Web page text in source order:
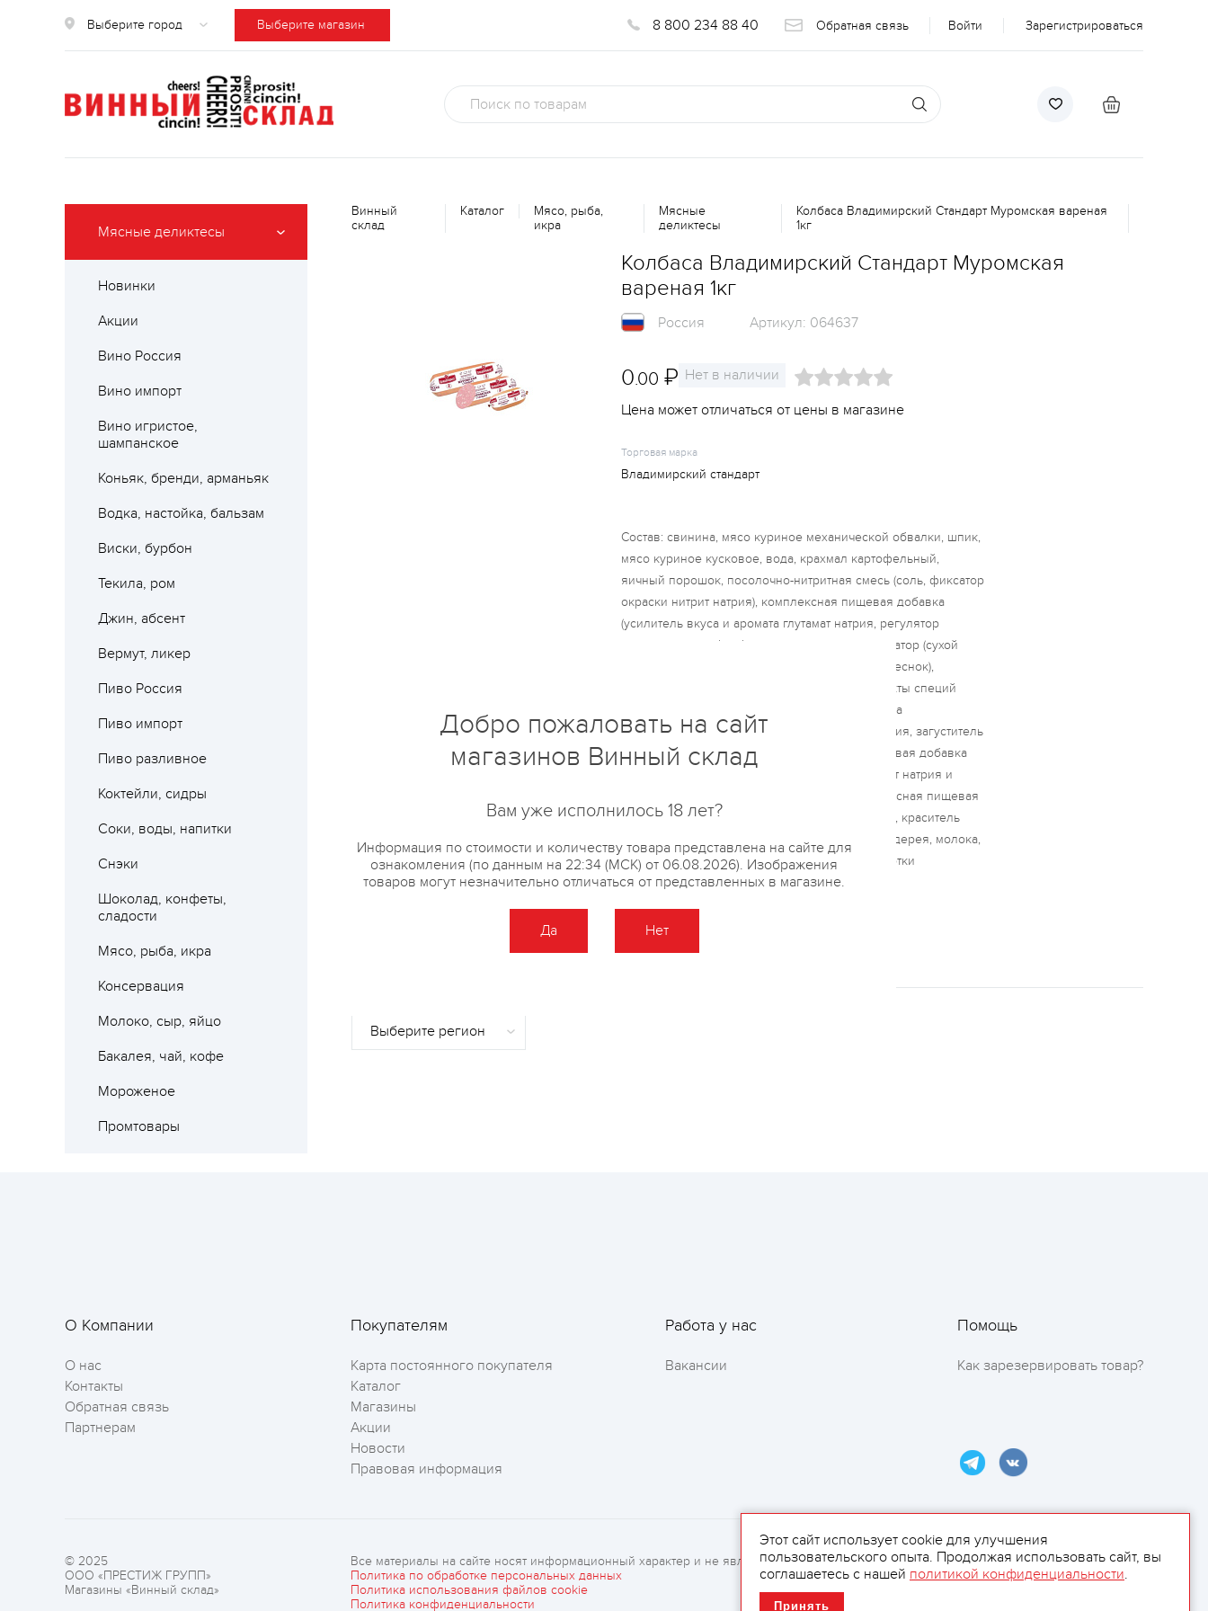
Выберите город Выберите магазин 8 800 234 88 40 Обратная связь Войти Зарегистрироваться
Мясные деликтесы
Новинки
Акции
Вино Россия
Вино импорт
Вино игристое,
шампанское
Коньяк, бренди, арманьяк
Водка, настойка, бальзам
Виски, бурбон
Текила, ром
Джин, абсент
Вермут, ликер
Пиво Россия
Пиво импорт
Пиво разливное
Коктейли, сидры
Соки, воды, напитки
Снэки
Шоколад, конфеты,
сладости
Мясо, рыба, икра
Консервация
Молоко, сыр, яйцо
Бакалея, чай, кофе
Мороженое
Промтовары
Винный
склад
Каталог
Мясо, рыба,
икра
Мясные
деликтесы
Колбаса Владимирский Стандарт Муромская вареная
1кг
Колбаса Владимирский Стандарт Муромская
вареная 1кг
Россия Артикул: 064637
0.00 ₽ Нет в наличии
Цена может отличаться от цены в магазине
Торговая марка
Владимирский стандарт
Состав: свинина, мясо куриное механической обвалки, шпик,
мясо куриное кусковое, вода, крахмал картофельный,
яичный порошок, посолочно-нитритная смесь (соль, фиксатор
окраски нитрит натрия), комплексная пищевая добавка
(усилитель вкуса и аромата глутамат натрия, регулятор
кислотности трифосфат натрия, соль, ароматизатор (сухой
яичный желток), виноградный сахар, специи (чеснок),
антиокислитель аскорбиновая кислота, экстракты специй
(перец черный)), комплексная пищевая добавка
(желирующие агенты каррагинан и хлорид калия, загуститель
камедь рожкового дерева), комплексная пищевая добавка
(регуляторы кислотности лактат кальция, ацетат натрия и
цитрат натрия 3-замещенный), чеснок, комплексная пищевая
добавка (соль, мальтодекстрин, сироп глюкозы, краситель
кармин). Продукт может содержать следы сельдерея, молока,
горчицы, сои, глютена и продукты их переработки
О Компании
О нас
Контакты
Обратная связь
Партнерам
Покупателям
Карта постоянного покупателя
Каталог
Магазины
Акции
Новости
Правовая информация
Работа у нас
Вакансии
Помощь
Как зарезервировать товар?
© 2025
ООО «ПРЕСТИЖ ГРУПП»
Магазины «Винный склад»
Все материалы на сайте носят информационный характер и не являются рекламой.
Политика по обработке персональных данных
Политика использования файлов cookie
Политика конфиденциальности
Этот сайт использует cookie для улучшения
пользовательского опыта. Продолжая использовать сайт, вы
соглашаетесь с нашей политикой конфиденциальности.
Принять
Добро пожаловать на сайт
магазинов Винный склад
Вам уже исполнилось 18 лет?
Информация по стоимости и количеству товара представлена на сайте для
ознакомления (по данным на 22:34 (МСК) от 06.08.2026). Изображения
товаров могут незначительно отличаться от представленных в магазине.
Да Нет